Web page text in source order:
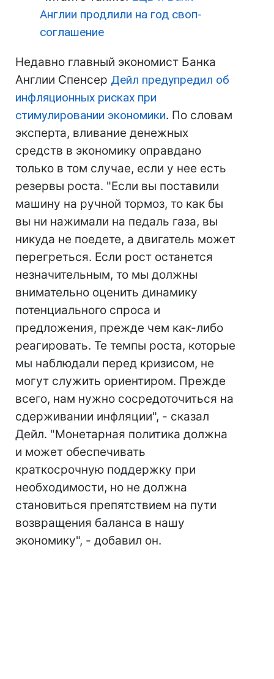
Англии продлили на год своп-
соглашение
Недавно главный экономист Банка
Англии Спенсер Дейл предупредил об
инфляционных рисках при
стимулировании экономики. По словам
эксперта, вливание денежных
средств в экономику оправдано
только в том случае, если у нее есть
резервы роста. "Если вы поставили
машину на ручной тормоз, то как бы
вы ни нажимали на педаль газа, вы
никуда не поедете, а двигатель может
перегреться. Если рост останется
незначительным, то мы должны
внимательно оценить динамику
потенциального спроса и
предложения, прежде чем как-либо
реагировать. Те темпы роста, которые
мы наблюдали перед кризисом, не
могут служить ориентиром. Прежде
всего, нам нужно сосредоточиться на
сдерживании инфляции", - сказал
Дейл. "Монетарная политика должна
и может обеспечивать
краткосрочную поддержку при
необходимости, но не должна
становиться препятствием на пути
возвращения баланса в нашу
экономику", - добавил он.